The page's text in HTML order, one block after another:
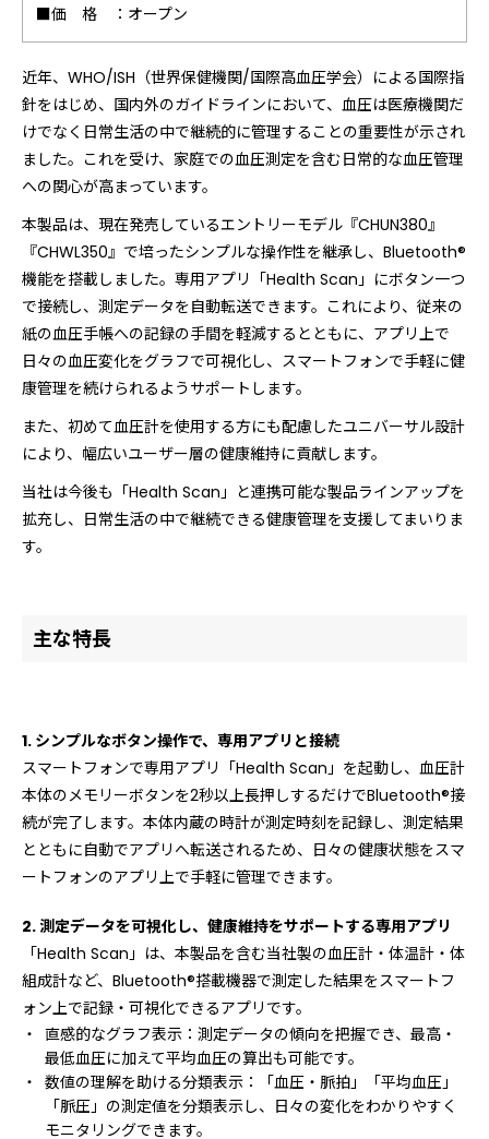
■価 格 ： オープン
近年、WHO/ISH（世界保健機関/国際高血圧学会）による国際指
針をはじめ、国内外のガイドラインにおいて、血圧は医療機関だ
けでなく日常生活の中で継続的に管理することの重要性が示され
ました。これを受け、家庭での血圧測定を含む日常的な血圧管理
への関心が高まっています。
本製品は、現在発売しているエントリーモデル『CHUN380』
『CHWL350』で培ったシンプルな操作性を継承し、Bluetooth®
機能を搭載しました。専用アプリ「Health Scan」にボタン一つ
で接続し、測定データを自動転送できます。これにより、従来の
紙の血圧手帳への記録の手間を軽減するとともに、アプリ上で
日々の血圧変化をグラフで可視化し、スマートフォンで手軽に健
康管理を続けられるようサポートします。
また、初めて血圧計を使用する方にも配慮したユニバーサル設計
により、幅広いユーザー層の健康維持に貢献します。
当社は今後も「Health Scan」と連携可能な製品ラインアップを
拡充し、日常生活の中で継続できる健康管理を支援してまいりま
す。
主な特長
1. シンプルなボタン操作で、専用アプリと接続
スマートフォンで専用アプリ「Health Scan」を起動し、血圧計
本体のメモリーボタンを2秒以上長押しするだけでBluetooth®接
続が完了します。本体内蔵の時計が測定時刻を記録し、測定結果
とともに自動でアプリへ転送されるため、日々の健康状態をスマ
ートフォンのアプリ上で手軽に管理できます。
2. 測定データを可視化し、健康維持をサポートする専用アプリ
「Health Scan」は、本製品を含む当社製の血圧計・体温計・体
組成計など、Bluetooth®搭載機器で測定した結果をスマートフ
ォン上で記録・可視化できるアプリです。
直感的なグラフ表示：測定データの傾向を把握でき、最高・
最低血圧に加えて平均血圧の算出も可能です。
数値の理解を助ける分類表示：「血圧・脈拍」「平均血圧」
「脈圧」の測定値を分類表示し、日々の変化をわかりやすく
モニタリングできます。